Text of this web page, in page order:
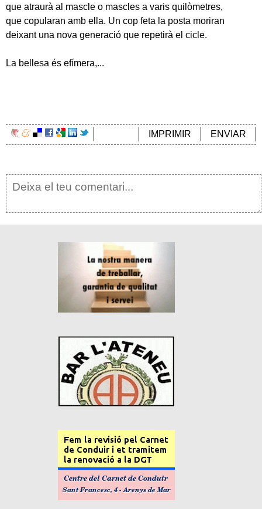
que atraurà al mascle o mascles a varis quilòmetres,
que copularan amb ella. Un cop feta la posta moriran
deixant una nova generació que repetirà el cicle.
La bellesa és efímera,...
ENVIAR
IMPRIMIR